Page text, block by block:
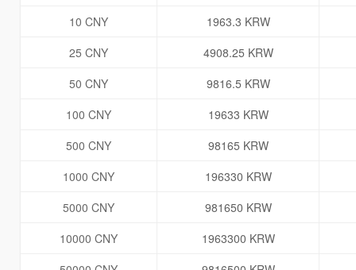
10 CNY
1963.3 KRW
25 CNY
4908.25 KRW
50 CNY
9816.5 KRW
100 CNY
19633 KRW
500 CNY
98165 KRW
1000 CNY
196330 KRW
5000 CNY
981650 KRW
10000 CNY
1963300 KRW